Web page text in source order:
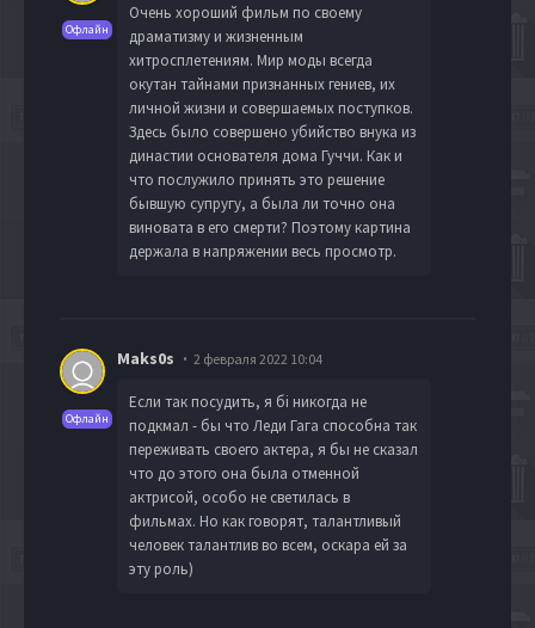
Офлайн
Очень хороший фильм по своему
драматизму и жизненным
хитросплетениям. Мир моды всегда
окутан тайнами признанных гениев, их
личной жизни и совершаемых поступков.
Здесь было совершено убийство внука из
династии основателя дома Гуччи. Как и
что послужило принять это решение
бывшую супругу, а была ли точно она
виновата в его смерти? Поэтому картина
держала в напряжении весь просмотр.
Офлайн
Maks0s 2 февраля 2022 10:04
Если так посудить, я бі никогда не
подкмал - бы что Леди Гага способна так
переживать своего актера, я бы не сказал
что до этого она была отменной
актрисой, особо не светилась в
фильмах. Но как говорят, талантливый
человек талантлив во всем, оскара ей за
эту роль)